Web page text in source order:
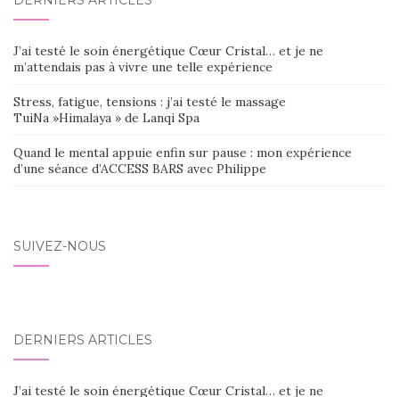
J’ai testé le soin énergétique Cœur Cristal… et je ne
m’attendais pas à vivre une telle expérience
Stress, fatigue, tensions : j’ai testé le massage
TuiNa »Himalaya » de Lanqi Spa
Quand le mental appuie enfin sur pause : mon expérience
d’une séance d’ACCESS BARS avec Philippe
SUIVEZ-NOUS
DERNIERS ARTICLES
J’ai testé le soin énergétique Cœur Cristal… et je ne